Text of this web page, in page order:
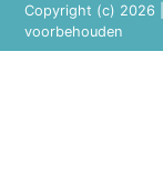
Copyright (c) 2026
voorbehouden